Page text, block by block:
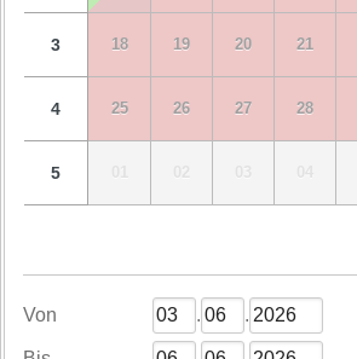
3 18 19 20 21
4 25 26 27 28
5 01 02 03
Von . .